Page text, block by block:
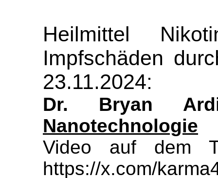
Heilmittel
Impfschäden
23.11.2024:
Dr. Bryan
Nanotechnologie
Video auf dem
https://x.com/